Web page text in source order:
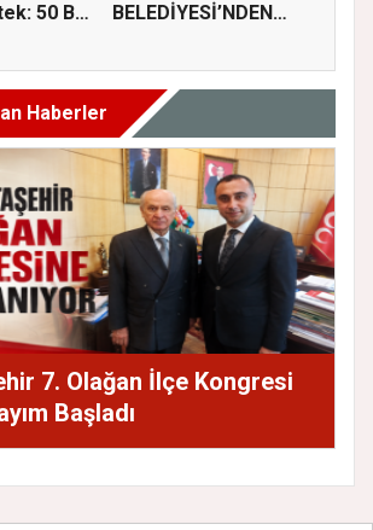
50 Bin
BELEDİYESİ’NDEN
İÇİN...
Haberler
7. Olağan İlçe Kongresi
Başladı